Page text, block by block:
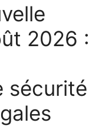
2026 :
sécurité